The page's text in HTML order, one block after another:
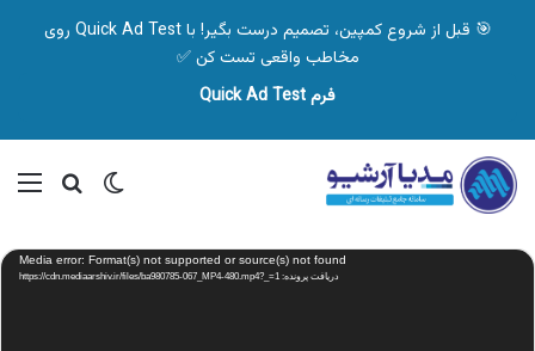
🎯 قبل از شروع کمپین، تصمیم درست بگیر! با Quick Ad Test روی
مخاطب واقعی تست کن ✅
فرم Quick Ad Test
تغییر پوسته
نمایشگر
ویدیو Media error: Format(s) not supported or source(s) not found
دریافت پرونده: https://cdn.mediaarshiv.ir/files/ba980785-067_MP4-480.mp4?_=1